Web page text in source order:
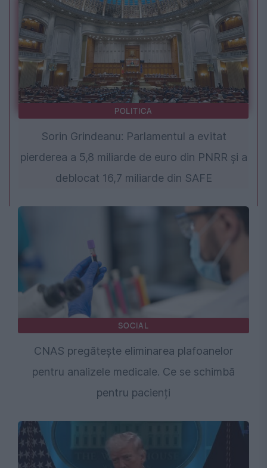
POLITICA
Sorin Grindeanu: Parlamentul a evitat
pierderea a 5,8 miliarde de euro din PNRR și a
deblocat 16,7 miliarde din SAFE
SOCIAL
CNAS pregătește eliminarea plafoanelor
pentru analizele medicale. Ce se schimbă
pentru pacienți